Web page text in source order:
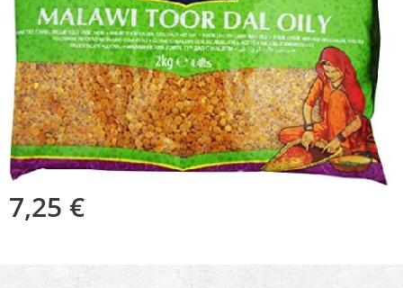
7,25 €